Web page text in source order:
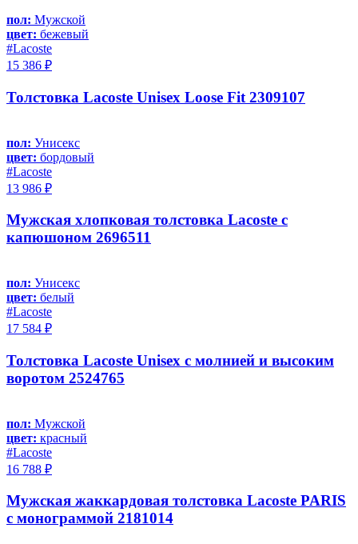
пол: Мужской
цвет: бежевый
#Lacoste
15 386 ₽
Толстовка Lacoste Unisex Loose Fit 2309107
пол: Унисекс
цвет: бордовый
#Lacoste
13 986 ₽
Мужская хлопковая толстовка Lacoste с
капюшоном 2696511
пол: Унисекс
цвет: белый
#Lacoste
17 584 ₽
Толстовка Lacoste Unisex с молнией и высоким
воротом 2524765
пол: Мужской
цвет: красный
#Lacoste
16 788 ₽
Мужская жаккардовая толстовка Lacoste PARIS
с монограммой 2181014